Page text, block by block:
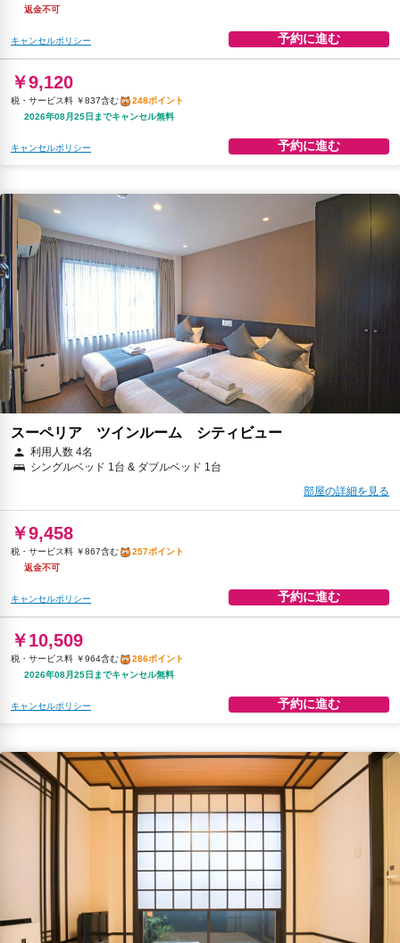
返金不可
キャンセルポリシー 予約に進む
￥9,120
税・サービス料 ￥837含む
248ポイント
2026年08月25日までキャンセル無料
キャンセルポリシー 予約に進む
スーペリア ツインルーム シティビュー
利用人数 4名
シングルベッド 1台 & ダブルベッド 1台
部屋の詳細を見る
￥9,458
税・サービス料 ￥867含む
257ポイント
返金不可
キャンセルポリシー 予約に進む
￥10,509
税・サービス料 ￥964含む
286ポイント
2026年08月25日までキャンセル無料
キャンセルポリシー 予約に進む